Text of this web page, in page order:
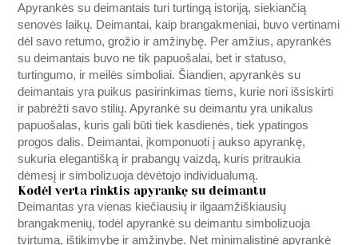
Apyrankės su deimantais turi turtingą istoriją, siekiančią
senovės laikų. Deimantai, kaip brangakmeniai, buvo vertinami
dėl savo retumo, grožio ir amžinybę. Per amžius, apyrankės
su deimantais buvo ne tik papuošalai, bet ir statuso,
turtingumo, ir meilės simboliai. Šiandien, apyrankės su
deimantais yra puikus pasirinkimas tiems, kurie nori išsiskirti
ir pabrėžti savo stilių. Apyrankė su deimantu yra unikalus
papuošalas, kuris gali būti tiek kasdienės, tiek ypatingos
progos dalis. Deimantai, įkomponuoti į aukso apyrankę,
sukuria elegantišką ir prabangų vaizdą, kuris pritraukia
dėmesį ir simbolizuoja dėvėtojo individualumą.
Kodėl verta rinktis apyrankę su deimantu
Deimantas yra vienas kiečiausių ir ilgaamžiškiausių
brangakmenių, todėl apyrankė su deimantu simbolizuoja
tvirtumą, ištikimybę ir amžinybę. Net minimalistinė apyrankė